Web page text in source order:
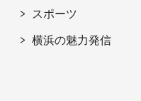
スポーツ
横浜の魅力発信